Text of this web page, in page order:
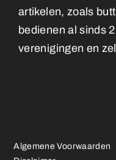
artikelen, zoals
bedienen al sinds
verenigingen en
Algemene Voorwaarden